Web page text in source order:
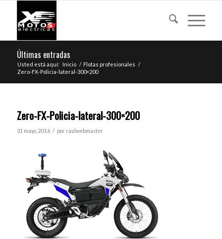
Últimas entradas
Usted está aquí: Inicio / Flotas profesionales /
Zero-FX-Policia-lateral-300×200
Zero-FX-Policia-lateral-300×200
31 mayo, 2016 / por raulwebmaster